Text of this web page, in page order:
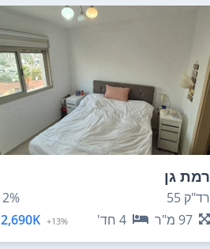
רמת גן
רד"ק 55
2%
97 מ"ר 4 חד' 13%+
2,690K ₪